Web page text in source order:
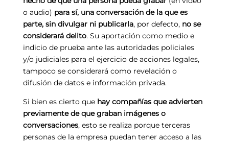
o audio) para sí, una conversación de la que es
parte, sin divulgar ni publicarla, por defecto, no se
considerará delito. Su aportación como medio e
indicio de prueba ante las autoridades policiales
y/o judiciales para el ejercicio de acciones legales,
tampoco se considerará como revelación o
difusión de datos e información privada.
Si bien es cierto que hay compañías que advierten
previamente de que graban imágenes o
conversaciones, esto se realiza porque terceras
personas de la empresa puedan tener acceso a las